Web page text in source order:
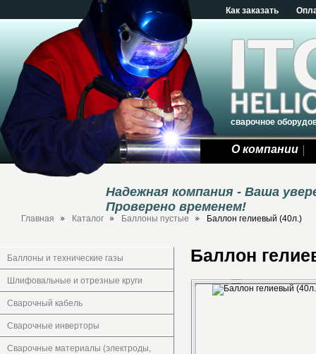
Как заказать
сварочное
О компании
Надежная компания - Ваша
Проверено временем!
Главная Каталог Баллоны пустые Баллон гелиевый (40л.)
Баллоны и технические газы
Шлифовальные и отрезные круги
Сварочный кабель
Сварочные инверторы
Сварочные материалы (электроды,
Баллон